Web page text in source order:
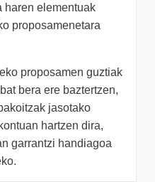
haren elementuak
proposamenetara
proposamen guztiak
bera ere baztertzen,
jasotako
hartzen dira,
garrantzi handiagoa